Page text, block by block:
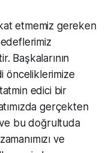
etmemiz gereken
Başkalarının
önceliklerimize
edici bir
gerçekten
bu doğrultuda
ve